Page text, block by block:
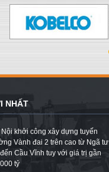
NHẤT
Nội khởi công xây dựng tuyến
Vành đai 2 trên cao từ Ngã tư
Cầu Vĩnh tuy với giá trị gần
tỷ